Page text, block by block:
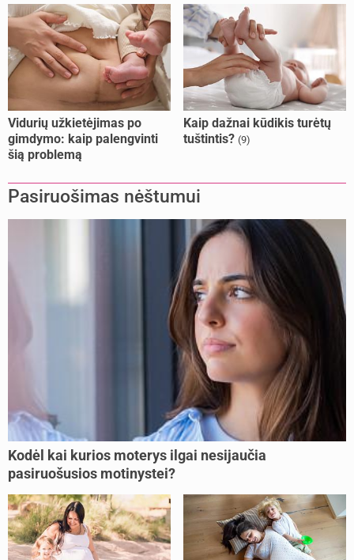
Vidurių užkietėjimas po
gimdymo: kaip palengvinti
šią problemą
Kaip dažnai kūdikis turėtų
tuštintis? (9)
Pasiruošimas nėštumui
Kodėl kai kurios moterys ilgai nesijaučia
pasiruošusios motinystei?